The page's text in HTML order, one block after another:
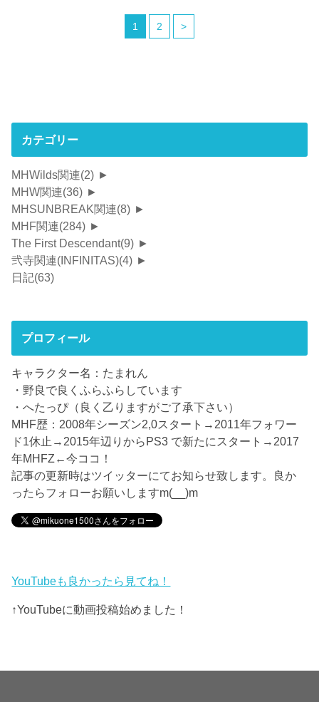
1 2 >
カテゴリー
MHWilds関連(2) ►
MHW関連(36) ►
MHSUNBREAK関連(8) ►
MHF関連(284) ►
The First Descendant(9) ►
弐寺関連(INFINITAS)(4) ►
日記(63)
プロフィール
キャラクター名：たまれん
・野良で良くふらふらしています
・へたっぴ（良く乙りますがご了承下さい）
MHF歴：2008年シーズン2,0スタート→2011年フォワー
ド1休止→2015年辺りからPS3 で新たにスタート→2017
年MHFZ←今ココ！
記事の更新時はツイッターにてお知らせ致します。良か
ったらフォローお願いしますm(__)m
YouTubeも良かったら見てね！
↑YouTubeに動画投稿始めました！